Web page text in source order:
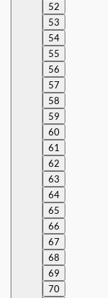
52
53
54
55
56
57
58
59
60
61
62
63
64
65
66
67
68
69
70